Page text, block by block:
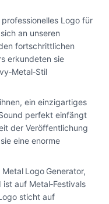
Logo für
an unseren
fortschrittlichen
erkundeten sie
ein einzigartiges
perfekt einfängt
der Veröffentlichung
eine enorme
Logo Generator,
auf Metal‑Festivals
sticht auf